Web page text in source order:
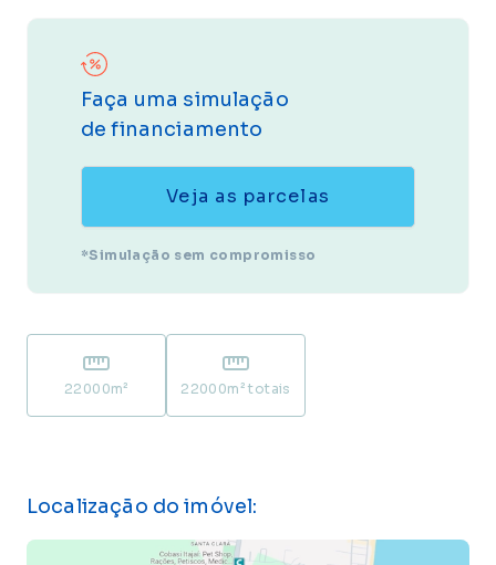
22000m² 22000m² totais
Localização do imóvel:
Faça uma simulação
de financiamento
Veja as parcelas
*Simulação sem compromisso